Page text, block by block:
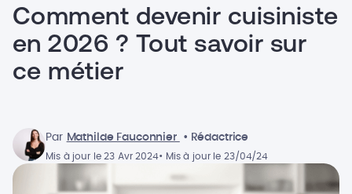
Comment devenir cuisiniste
en 2026 ? Tout savoir sur
ce métier
Par Mathilde Fauconnier • Rédactrice
Mis à jour le 23 Avr 2024• Mis à jour le 23/04/24